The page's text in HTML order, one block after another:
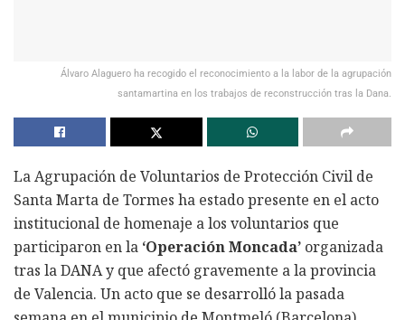
Álvaro Alaguero ha recogido el reconocimiento a la labor de la agrupación
santamartina en los trabajos de reconstrucción tras la Dana.
La Agrupación de Voluntarios de Protección Civil de
Santa Marta de Tormes ha estado presente en el acto
institucional de homenaje a los voluntarios que
participaron en la ‘Operación Moncada’ organizada
tras la DANA y que afectó gravemente a la provincia
de Valencia. Un acto que se desarrolló la pasada